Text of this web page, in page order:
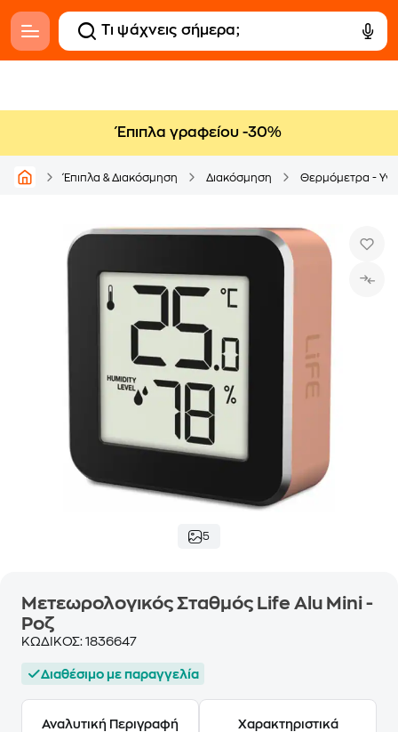
Έπιπλα γραφείου -30%
Έπιπλα & Διακόσμηση Διακόσμηση Θερμόμετρα -
5
Μετεωρολογικός Σταθμός Life Alu Mini -
Ροζ
ΚΩΔΙΚΟΣ: 1836647
Διαθέσιμο με παραγγελία
Αναλυτική Περιγραφή Χαρακτηριστικά